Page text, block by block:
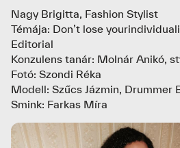
Nagy Brigitta, Fashion Stylist
Témája: Don’t lose
Editorial
Konzulens tanár: Molnár Anikó,
Fotó: Szondi Réka
Modell: Szűcs Jázmin, Drummer
Smink: Farkas Míra